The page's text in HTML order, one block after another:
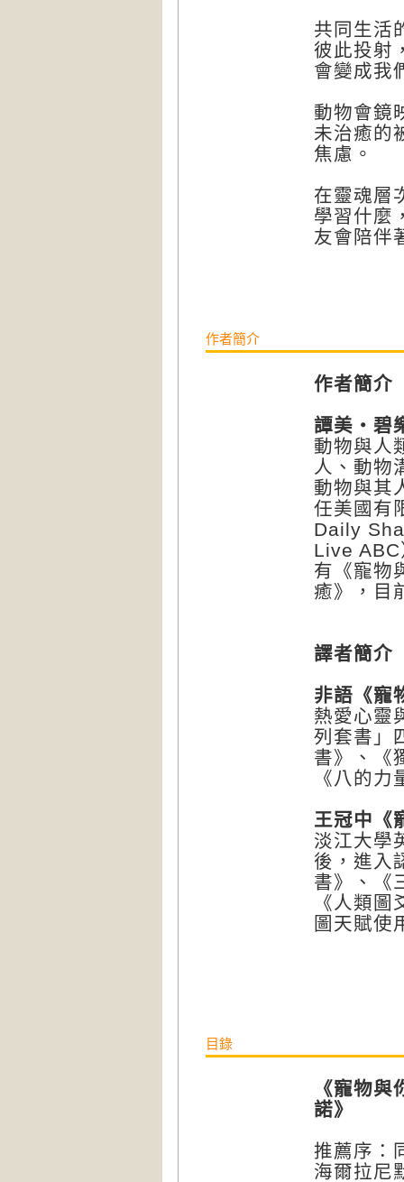
共同生活
彼此投射
會變成我
動物會鏡
未治癒的
焦慮。
在靈魂層
學習什麼
友會陪伴
作者簡介
作者簡介
譚美・碧
動物與人
人、動物
動物與其
任美國有
Daily
Live ABC
有《寵物
癒》，目
譯者簡介
非語 《
熱愛心靈
列套書」
書》、《
《八的
王冠中
淡江大學
後，進入
書》、《
《人類
圖天賦使
目錄
《寵物
諾》
推薦序：
海爾拉尼